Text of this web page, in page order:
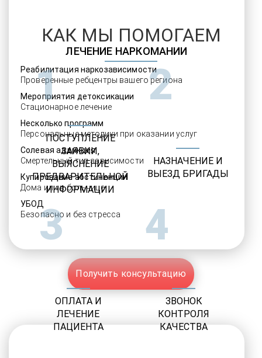
ЛЕЧЕНИЕ НАРКОМАНИИ
Реабилитация наркозависимости
Проверенные ребцентры вашего региона
Мероприятия детоксикации
Стационарное лечение
Несколько программ
Персональные методики при оказании услуг
Солевая аддикция
Смертельный тип зависимости
Купирование абстиненции
Дома или в больнице
УБОД
Безопасно и без стресса
Получить консультацию
КАК МЫ ПОМОГАЕМ
1
ПОСТУПЛЕНИЕ
ЗАЯВКИ,
ВЫЯСНЕНИЕ
ПРЕДВАРИТЕЛЬНОЙ
ИНФОРМАЦИИ
2
НАЗНАЧЕНИЕ И
ВЫЕЗД БРИГАДЫ
3
ОПЛАТА И
ЛЕЧЕНИЕ
ПАЦИЕНТА
4
ЗВОНОК
КОНТРОЛЯ
КАЧЕСТВА